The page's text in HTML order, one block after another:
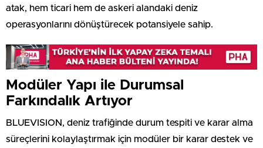
atak, hem ticari hem de askeri alandaki deniz
operasyonlarını dönüştürecek potansiyele sahip.
Modüler Yapı ile Durumsal
Farkındalık Artıyor
BLUEVISION, deniz trafiğinde durum tespiti ve karar alma
süreçlerini kolaylaştırmak için modüler bir karar destek ve